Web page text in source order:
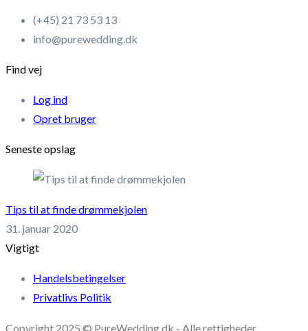
(+45) 21 73 53 13
info@purewedding.dk
Find vej
Log ind
Opret bruger
Seneste opslag
Tips til at finde drømmekjolen
31. januar 2020
Vigtigt
Handelsbetingelser
Privatlivs Politik
Copyright 2025 © PureWedding.dk - Alle rettigheder